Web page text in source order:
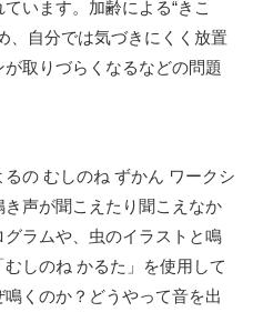
います。加齢による“きこ
、自分では気づきにくく放置
取りづらくなるなどの問題
の むしのね ずかん ワークシ
声が聞こえたり聞こえなか
ラムや、虫のイラストと鳴
しのね かるた」を使用して
くのか？どうやって音を出